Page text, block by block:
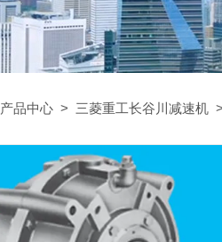
产品中心 > 三菱重工长谷川减速机